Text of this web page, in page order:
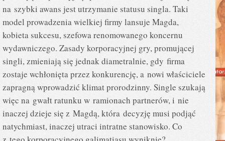
na szybki awans jest utrzymanie statusu singla. Taki
model prowadzenia wielkiej firmy lansuje Magda,
kobieta sukcesu, szefowa renomowanego koncernu
wydawniczego. Zasady korporacyjnej gry, promującej
singli, zmieniają się jednak diametralnie, gdy firma
zostaje wchłonięta przez konkurencję, a nowi właściciele
zapragną wprowadzić klimat prorodzinny. Single szukają
więc na gwałt ratunku w ramionach partnerów, i nie
inaczej dzieje się z Magdą, która decyzję musi podjąć
natychmiast, inaczej utraci intratne stanowisko. Co